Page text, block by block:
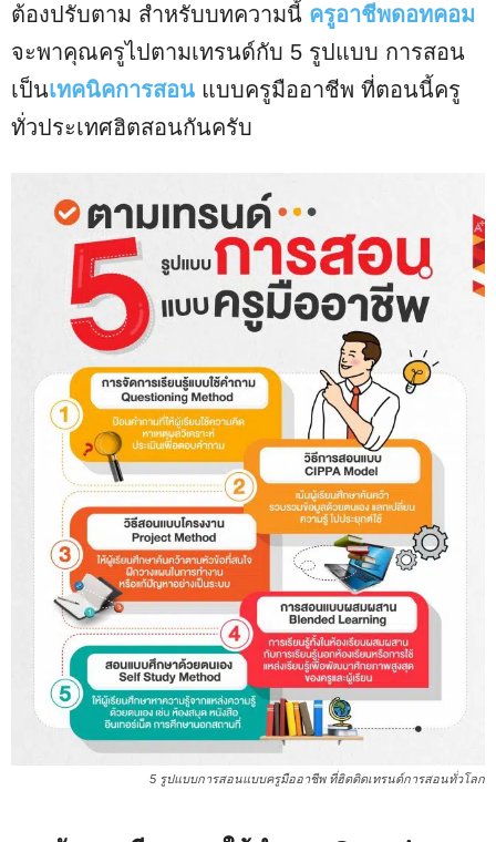
ต้องปรับตาม สำหรับบทความนี้ ครูอาชีพดอทคอม
จะพาคุณครูไปตามเทรนด์กับ 5 รูปแบบ การสอน
เป็นเทคนิคการสอน แบบครูมืออาชีพ ที่ตอนนี้ครู
ทั่วประเทศฮิตสอนกันครับ
5 รูปแบบการสอนแบบครูมืออาชีพ ที่ฮิตติดเทรนด์การสอนทั่วโลก